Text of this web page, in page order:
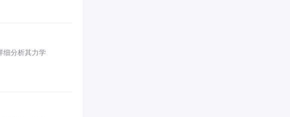
细分析其力学